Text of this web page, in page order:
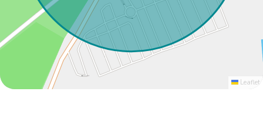
Leaflet